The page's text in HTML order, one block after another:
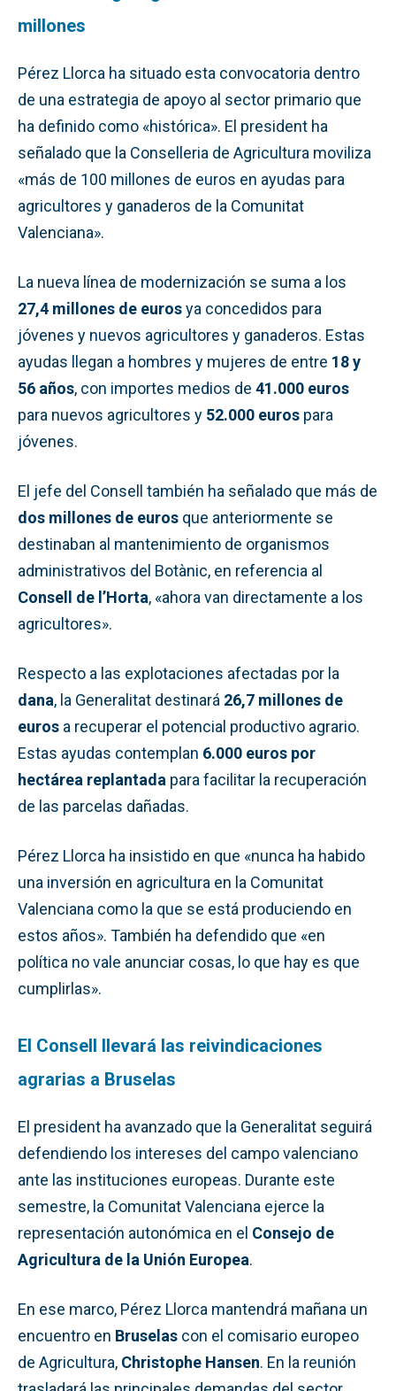
millones
Pérez Llorca ha situado esta convocatoria dentro
de una estrategia de apoyo al sector primario que
ha definido como «histórica». El president ha
señalado que la Conselleria de Agricultura moviliza
«más de 100 millones de euros en ayudas para
agricultores y ganaderos de la Comunitat
Valenciana».
La nueva línea de modernización se suma a los
27,4 millones de eurosya concedidos para
jóvenes y nuevos agricultores y ganaderos. Estas
ayudas llegan a hombres y mujeres de entre 18 y
56 años, con importes medios de 41.000 euros
para nuevos agricultores y 52.000 euros para
jóvenes.
El jefe del Consell también ha señalado que más de
dos millones de euros que anteriormente se
destinaban al mantenimiento de organismos
administrativos del Botànic, en referencia al
Consell de l’Horta, «ahora van directamente a los
agricultores».
Respecto a las explotaciones afectadas por la
dana, la Generalitat destinará 26,7 millones de
euros a recuperar el potencial productivo agrario.
Estas ayudas contemplan 6.000 euros por
hectárea replantada para facilitar la recuperación
de las parcelas dañadas.
Pérez Llorca ha insistido en que «nunca ha habido
una inversión en agricultura en la Comunitat
Valenciana como la que se está produciendo en
estos años». También ha defendido que «en
política no vale anunciar cosas, lo que hay es que
cumplirlas».
El Consell llevará las reivindicaciones
agrarias a Bruselas
El president ha avanzado que la Generalitat seguirá
defendiendo los intereses del campo valenciano
ante las instituciones europeas. Durante este
semestre, la Comunitat Valenciana ejerce la
representación autonómica en el Consejo de
Agricultura de la Unión Europea.
En ese marco, Pérez Llorca mantendrá mañana un
encuentro en Bruselas con el comisario europeo
de Agricultura, Christophe Hansen. En la reunión